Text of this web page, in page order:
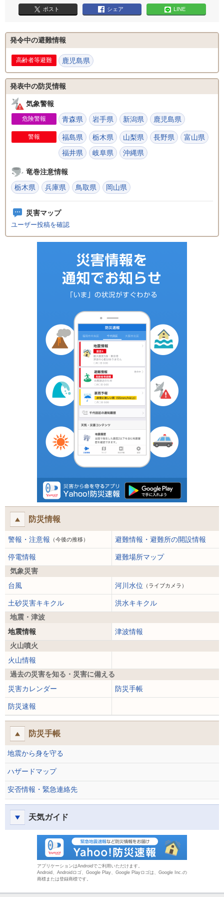
ポスト シェア LINE
発令中の避難情報
鹿児島県
発表中の防災情報
気象警報
危険警報 青森県 岩手県 新潟県 鹿児島県
警報 福島県 栃木県 山梨県 長野県
富山県
福井県
岐阜県 沖縄県
竜巻注意情報
栃木県
兵庫県 鳥取県 岡山県
災害マップ
ユーザー投稿を確認
防災情報
警報・注意報 （今後の推移） 避難情報・避難所の開設情報
停電情報
避難場所マップ
気象災害
台風
河川水位 （ライブカメラ）
土砂災害キキクル
洪水キキクル
地震・津波
地震情報
津波情報
火山噴火
火山情報
過去の災害を知る・災害に備える
災害カレンダー
防災手帳
防災速報
防災手帳
地震から身を守る
ハザードマップ
安否情報・緊急連絡先
天気ガイド
アプリケーションはAndroidでご利用いただけます。
Android、Androidロゴ、Google Play、Google Playロゴは、Google Inc.の
商標または登録商標です。